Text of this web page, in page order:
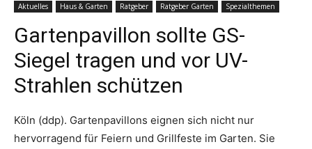
Aktuelles Haus & Garten Ratgeber Ratgeber Garten Spezialthemen
Gartenpavillon sollte GS-
Siegel tragen und vor UV-
Strahlen schützen
Köln (ddp). Gartenpavillons eignen sich nicht nur
hervorragend für Feiern und Grillfeste im Garten. Sie